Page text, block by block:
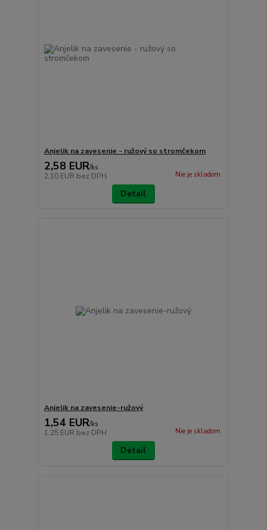
Anjelik na zavesenie - ružový so stromčekom
2,58 EUR/ks
2,10 EUR bez DPH Nie je skladom
Detail
Anjelik na zavesenie-ružový
1,54 EUR/ks
1,25 EUR bez DPH Nie je skladom
Detail